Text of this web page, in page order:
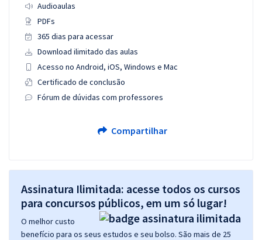
Audioaulas
PDFs
365 dias para acessar
Download ilimitado das aulas
Acesso no Android, iOS, Windows e Mac
Certificado de conclusão
Fórum de dúvidas com professores
Compartilhar
Assinatura Ilimitada: acesse todos os cursos
para concursos públicos, em um só lugar!
O melhor custo
benefício para os seus estudos e seu bolso. São mais de 25